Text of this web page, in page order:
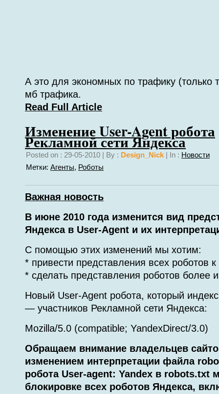
А это для экономных по трафику (только
мб трафика.
Read Full Article
Изменение User-Agent робота
Рекламной сети Яндекса
Posted on : 29-05-2010 | By : Design_Nick | In : Новости
Метки: Агенты, Роботы
Важная новость
В июне 2010 года изменится вид
Яндекса в User-Agent и их
С помощью этих изменений мы хотим:
* привести представления всех роботов
* сделать представления роботов более
Новый User-Agent робота, который
— участников Рекламной сети Яндекса:
Mozilla/5.0 (compatible; YandexDirect/3.0)
Обращаем внимание владельцев
изменением интерпретации файла
робота User-agent: Yandex в robots.txt
блокировке всех роботов Яндекса,